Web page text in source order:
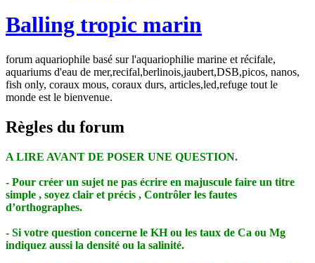
Balling tropic marin
forum aquariophile basé sur l'aquariophilie marine et récifale,
aquariums d'eau de mer,recifal,berlinois,jaubert,DSB,picos, nanos,
fish only, coraux mous, coraux durs, articles,led,refuge tout le
monde est le bienvenue.
Règles du forum
A LIRE AVANT DE POSER UNE QUESTION.
- Pour créer un sujet ne pas écrire en majuscule faire un titre
simple , soyez clair et précis , Contrôler les fautes
d’orthographes.
- Si votre question concerne le KH ou les taux de Ca ou Mg
indiquez aussi la densité ou la salinité.